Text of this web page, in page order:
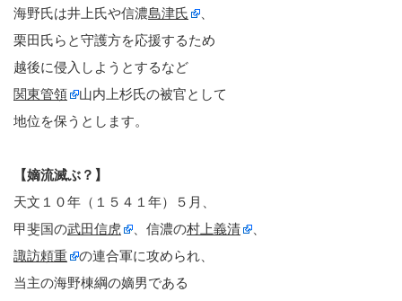
海野氏は井上氏や信濃島津氏
栗田氏らと守護方を応援するため
越後に侵入しようとするなど
関東管領
山内上杉氏の被官として
地位を保うとします。
【嫡流滅ぶ？】
天文１０年（１５４１年）５月、
甲斐国の武田信虎 、信濃の村上義清
諏訪頼重
の連合軍に攻められ、
当主の海野棟綱の嫡男である